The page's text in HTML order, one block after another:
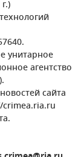
унитарное
агентство
сайта